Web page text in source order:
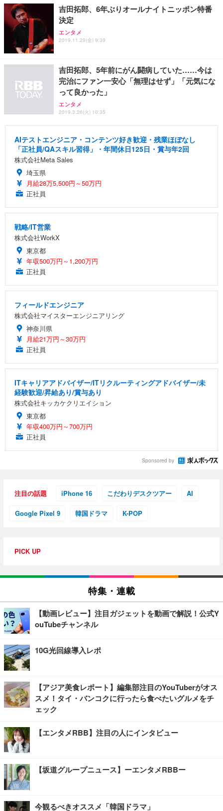
吉田拓郎、6年ぶりオールナイトニッポン特番
決定
エンタメ
2019.11.29(金) 9:39
吉田拓郎、5年前にがん闘病していた……今は
完治にファン一安心「無理はせず」「元気にな
って良かった」
エンタメ
2019.3.26(火) 10:35
AIテストエンジニア・コンテンツ好き歓迎・残業ほぼなし
「正社員/QAスキル習得」・年間休日125日・賞与年2回
株式会社Meta Sales
埼玉県
月給28万5,500円～50万円
正社員
戦略/IT営業
株式会社WorkX
東京都
年収500万円～1,200万円
正社員
フィールドエンジニア
株式会社マイスターエンジニアリング
神奈川県
月給21万円～30万円
正社員
ITキャリアアドバイザー/ITリクルーティングアドバイザー/未
経験歓迎/昇給あり/賞与あり
株式会社キッカケクリエイション
東京都
年収400万円～700万円
正社員
Sponsored by
注目の話題 iPhone 16 こだわりデスクツアー AI
Google Pixel 9 韓国ドラマ K-POP
PICK UP
特集・連載
【動画レビュー】注目ガジェットを動画で解説！公式Y
ouTubeチャンネル
10G光回線導入レポ
【アジア美食レポート】編集部注目のYouTuberがオス
スメ！タイ・バンコクに行ったら食べたいグルメをチ
ェック
【エンタメRBB】注目の人にインタビュー
【坂道グループニュース】ーエンタメRBBー
今観るべきオススメ「韓国ドラマ」